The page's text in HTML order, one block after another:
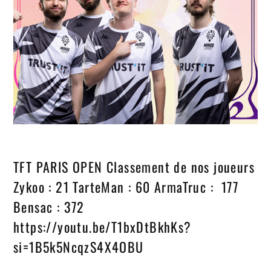
TFT PARIS OPEN Classement de nos joueurs
Zykoo : 21 TarteMan : 60 ArmaTruc : 177
Bensac : 372
https://youtu.be/T1bxDtBkhKs?
si=1B5k5NcqzS4X4OBU